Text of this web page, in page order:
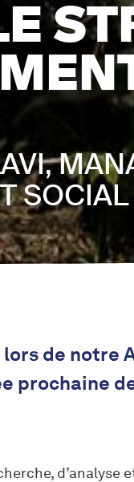
SOCIAL
de notre
prochaine
d’analyse